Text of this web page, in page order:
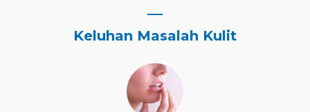
Keluhan Masalah Kulit